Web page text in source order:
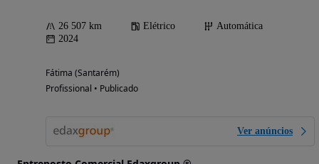
26 507 km Elétrico
Automática
2024
Fátima (Santarém)
Profissional • Publicado
Ver anúncios